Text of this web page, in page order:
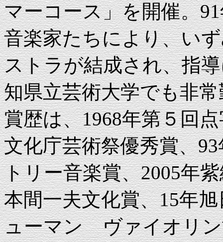
マーコース」を開催。
音楽家たちにより、い
ストラが結成され、指
知県立芸術大学でも非
賞歴は、1968年第５回
文化庁芸術祭優秀賞、
トリー音楽賞、2005年
本間一夫文化賞、15年
ューマン ヴァイオリン